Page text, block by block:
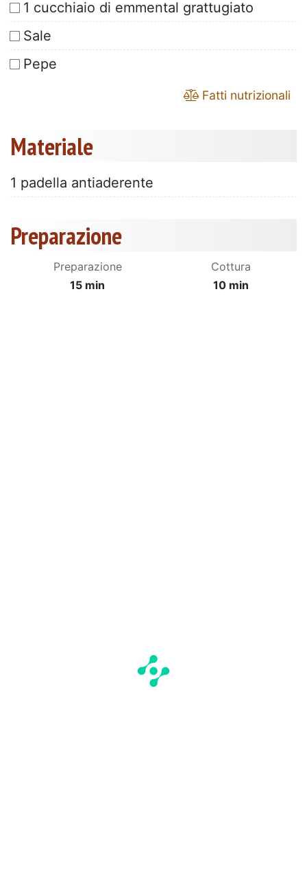
1 cucchiaio di emmental grattugiato
Sale
Pepe
Fatti nutrizionali
Materiale
1 padella antiaderente
Preparazione
Preparazione
15 min
Cottura
10 min